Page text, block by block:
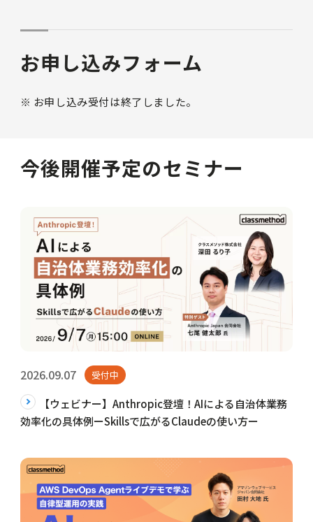
お申し込みフォーム
※ お申し込み受付は終了しました。
今後開催予定のセミナー
2026.09.07 受付中
【ウェビナー】Anthropic登壇！AIによる自治体業務
効率化の具体例ーSkillsで広がるClaudeの使い方ー